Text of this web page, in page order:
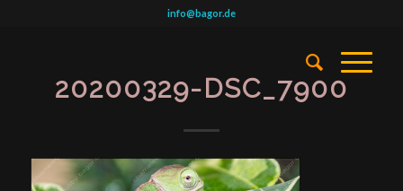
info@bagor.de
20200329-DSC_7900